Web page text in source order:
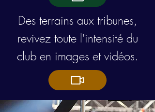
Des terrains aux tribunes,
revivez toute l'intensité du
club en images et vidéos.